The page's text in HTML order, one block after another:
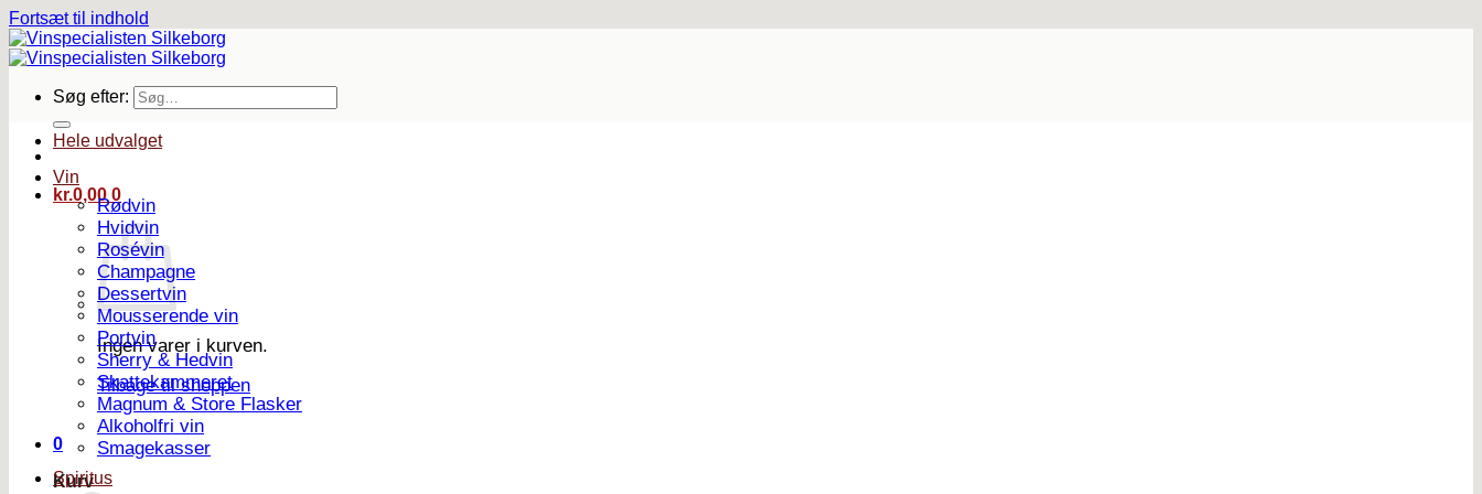
Fortsæt til indhold
Søg efter:
kr.0,00 0
Ingen varer i kurven.
Tilbage til shoppen
0
Kurv
Hele udvalget
Vin
Rødvin
Hvidvin
Rosévin
Champagne
Dessertvin
Mousserende vin
Portvin
Sherry & Hedvin
Skattekammeret
Magnum & Store Flasker
Alkoholfri vin
Smagekasser
Spiritus